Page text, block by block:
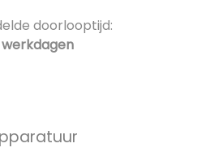
doorlooptijd: